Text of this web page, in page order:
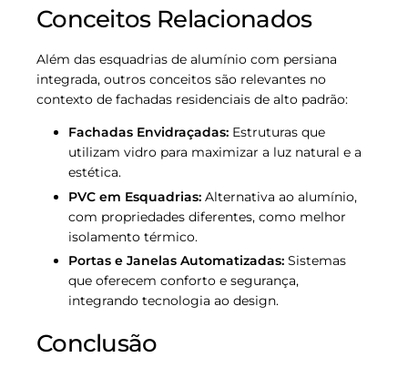
Conceitos Relacionados
Além das esquadrias de alumínio com persiana
integrada, outros conceitos são relevantes no
contexto de fachadas residenciais de alto padrão:
Fachadas Envidraçadas: Estruturas que
utilizam vidro para maximizar a luz natural e a
estética.
PVC em Esquadrias: Alternativa ao alumínio,
com propriedades diferentes, como melhor
isolamento térmico.
Portas e Janelas Automatizadas: Sistemas
que oferecem conforto e segurança,
integrando tecnologia ao design.
Conclusão